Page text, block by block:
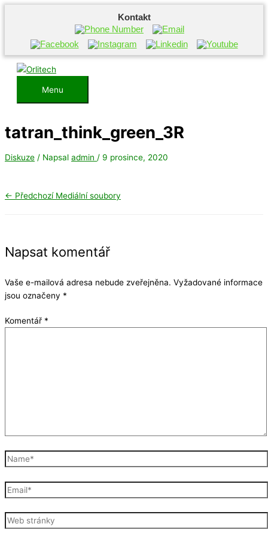
Kontakt
Přeskočit
Menu
Menu
tatran_think_green_3R
Diskuze / Napsal admin / 9 prosince, 2020
← Předchozí Mediální soubory
Napsat komentář
Vaše e-mailová adresa nebude zveřejněna. Vyžadované informace
jsou označeny *
Komentář *
Name*
Email*
Web
stránky